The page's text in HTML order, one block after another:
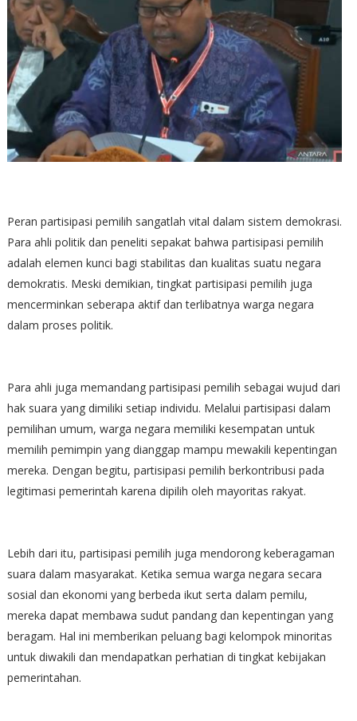
Peran partisipasi pemilih sangatlah vital dalam sistem demokrasi.
Para ahli politik dan peneliti sepakat bahwa partisipasi pemilih
adalah elemen kunci bagi stabilitas dan kualitas suatu negara
demokratis. Meski demikian, tingkat partisipasi pemilih juga
mencerminkan seberapa aktif dan terlibatnya warga negara
dalam proses politik.
Para ahli juga memandang partisipasi pemilih sebagai wujud dari
hak suara yang dimiliki setiap individu. Melalui partisipasi dalam
pemilihan umum, warga negara memiliki kesempatan untuk
memilih pemimpin yang dianggap mampu mewakili kepentingan
mereka. Dengan begitu, partisipasi pemilih berkontribusi pada
legitimasi pemerintah karena dipilih oleh mayoritas rakyat.
Lebih dari itu, partisipasi pemilih juga mendorong keberagaman
suara dalam masyarakat. Ketika semua warga negara secara
sosial dan ekonomi yang berbeda ikut serta dalam pemilu,
mereka dapat membawa sudut pandang dan kepentingan yang
beragam. Hal ini memberikan peluang bagi kelompok minoritas
untuk diwakili dan mendapatkan perhatian di tingkat kebijakan
pemerintahan.